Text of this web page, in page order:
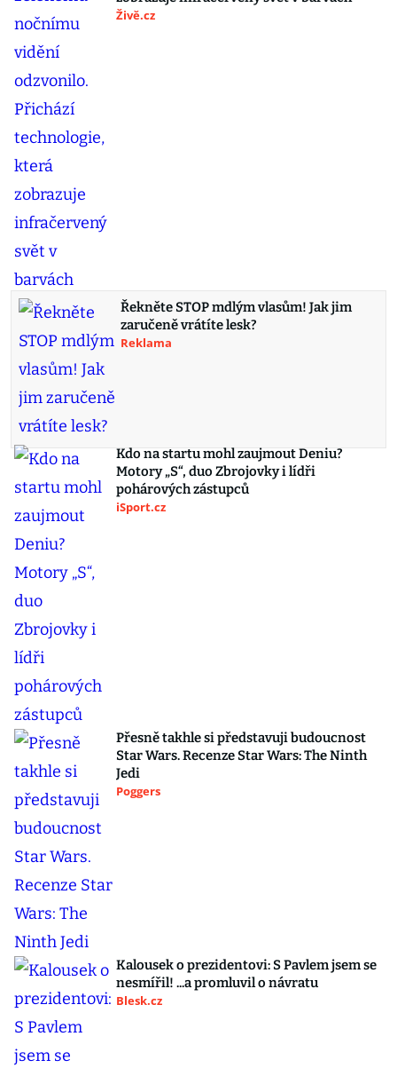
Živě.cz
Řekněte STOP mdlým vlasům! Jak jim
zaručeně vrátíte lesk?
Reklama
Kdo na startu mohl zaujmout Deniu?
Motory „S“, duo Zbrojovky i lídři
pohárových zástupců
iSport.cz
Přesně takhle si představuji budoucnost
Star Wars. Recenze Star Wars: The Ninth
Jedi
Poggers
Kalousek o prezidentovi: S Pavlem jsem se
nesmířil! ...a promluvil o návratu
Blesk.cz